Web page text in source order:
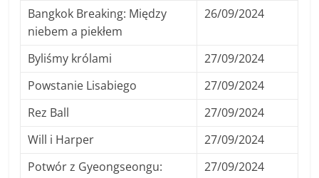
Bangkok Breaking: Między
niebem a piekłem
26/09/2024
Byliśmy królami
27/09/2024
Powstanie Lisabiego
27/09/2024
Rez Ball
27/09/2024
Will i Harper
27/09/2024
Potwór z Gyeongseongu:
27/09/2024